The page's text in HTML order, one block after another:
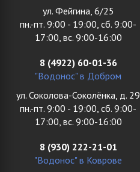
ул. Фейгина, 6/25
пн.-пт. 9:00 - 19:00, сб. 9:00-
17:00, вс. 9:00-16:00
8 (4922) 60-01-36
"Водонос" в Добром
ул. Соколова-Соколёнка, д. 29
пн.-пт. 9:00 - 19:00, сб. 9:00-
17:00, вс. 9:00-16:00
8 (930) 222-21-01
"Водонос" в Коврове